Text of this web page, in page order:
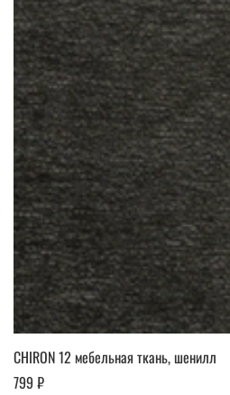
CHIRON 12 мебельная ткань, шенилл
799 ₽